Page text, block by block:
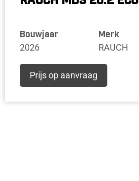
Bouwjaar
2026
Merk
RAUCH
Prijs op aanvraag